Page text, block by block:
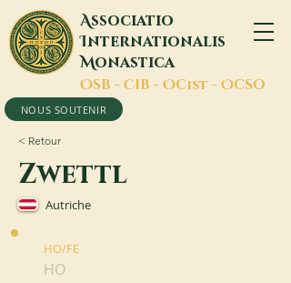
Associatio
Internationalis
Monastica
OSB - CIB - OCist - OCSO
NOUS SOUTENIR
< Retour
Zwettl
Autriche
HO/FE
HO